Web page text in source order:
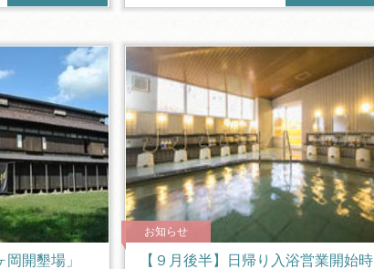
岡開墾場」
お知らせ
【９月後半】日帰り入浴営業開始時